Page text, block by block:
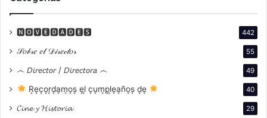
🅽🅾🆅🅴🅳🅰🅳🅴🆂 442
𝒮𝑜𝒷𝓇𝑒 𝑒𝓁 𝒟𝒾𝓇𝑒𝒸𝓉𝑜𝓇 55
෴ 𝘋𝘪𝘳𝘦𝘤𝘵𝘰𝘳 / 𝘋𝘪𝘳𝘦𝘤𝘵𝘰𝘳𝘢 ෴ 49
R͙e͙c͙o͙r͙d͙a͙m͙o͙s͙ e͙l͙ c͙u͙m͙p͙l͙e͙a͙ño͙s͙ d͙e͙ 40
𝓒𝓲𝓷𝓮 𝔂 𝓗𝓲𝓼𝓽𝓸𝓻𝓲𝓪 29